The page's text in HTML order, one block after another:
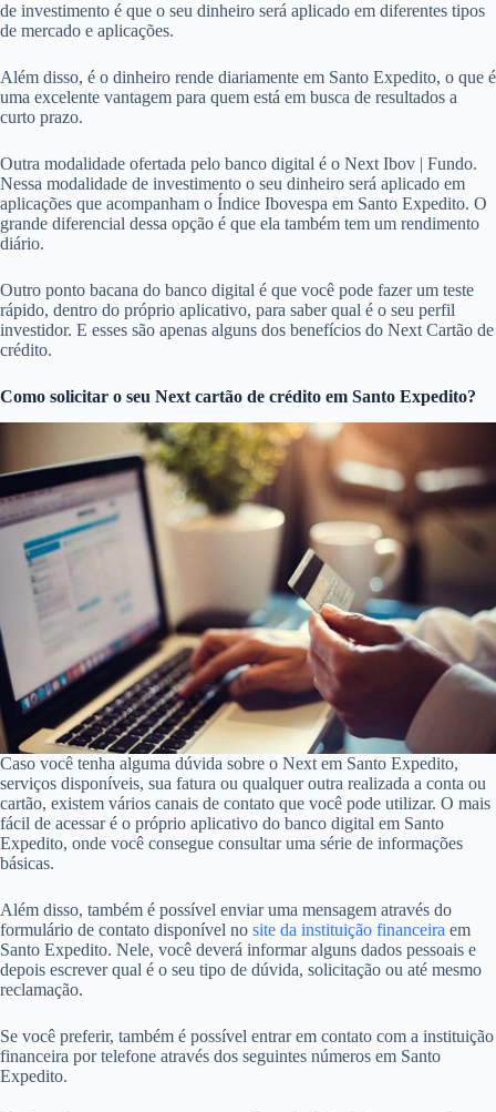
de investimento é que o seu dinheiro será aplicado em diferentes tipos
de mercado e aplicações.
Além disso, é o dinheiro rende diariamente em Santo Expedito, o que é
uma excelente vantagem para quem está em busca de resultados a
curto prazo.
Outra modalidade ofertada pelo banco digital é o Next Ibov | Fundo.
Nessa modalidade de investimento o seu dinheiro será aplicado em
aplicações que acompanham o Índice Ibovespa em Santo Expedito. O
grande diferencial dessa opção é que ela também tem um rendimento
diário.
Outro ponto bacana do banco digital é que você pode fazer um teste
rápido, dentro do próprio aplicativo, para saber qual é o seu perfil
investidor. E esses são apenas alguns dos benefícios do Next Cartão de
crédito.
Como solicitar o seu Next cartão de crédito em Santo Expedito?
Caso você tenha alguma dúvida sobre o Next em Santo Expedito,
serviços disponíveis, sua fatura ou qualquer outra realizada a conta ou
cartão, existem vários canais de contato que você pode utilizar. O mais
fácil de acessar é o próprio aplicativo do banco digital em Santo
Expedito, onde você consegue consultar uma série de informações
básicas.
Além disso, também é possível enviar uma mensagem através do
formulário de contato disponível no site da instituição financeira em
Santo Expedito. Nele, você deverá informar alguns dados pessoais e
depois escrever qual é o seu tipo de dúvida, solicitação ou até mesmo
reclamação.
Se você preferir, também é possível entrar em contato com a instituição
financeira por telefone através dos seguintes números em Santo
Expedito.